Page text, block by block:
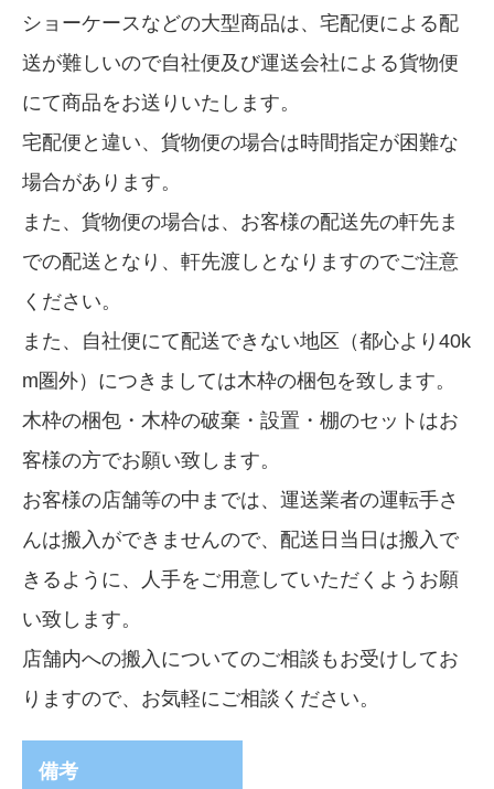
ショーケースなどの大型商品は、宅配便による配
送が難しいので自社便及び運送会社による貨物便
にて商品をお送りいたします。
宅配便と違い、貨物便の場合は時間指定が困難な
場合があります。
また、貨物便の場合は、お客様の配送先の軒先ま
での配送となり、軒先渡しとなりますのでご注意
ください。
また、自社便にて配送できない地区（都心より40k
m圏外）につきましては木枠の梱包を致します。
木枠の梱包・木枠の破棄・設置・棚のセットはお
客様の方でお願い致します。
お客様の店舗等の中までは、運送業者の運転手さ
んは搬入ができませんので、配送日当日は搬入で
きるように、人手をご用意していただくようお願
い致します。
店舗内への搬入についてのご相談もお受けしてお
りますので、お気軽にご相談ください。
備考